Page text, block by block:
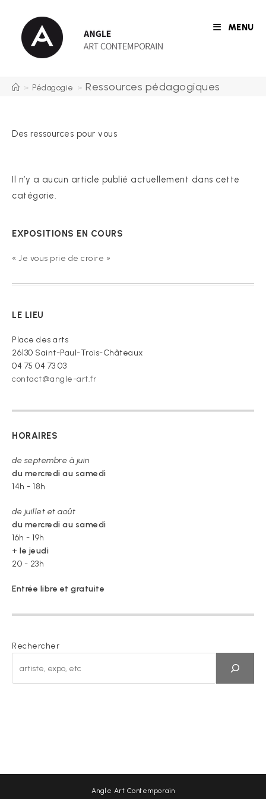
content
MENU
> Pédagogie > Ressources pédagogiques
Des ressources pour vous
Il n’y a aucun article publié actuellement dans cette
catégorie.
EXPOSITIONS EN COURS
« Je vous prie de croire »
LE LIEU
Place des arts
26130 Saint-Paul-Trois-Châteaux
04 75 04 73 03
contact@angle-art.fr
HORAIRES
de septembre à juin
du mercredi au samedi
14h - 18h
de juillet et août
du mercredi au samedi
16h - 19h
+ le jeudi
20 - 23h
Entrée libre et gratuite
Rechercher
Angle Art Contemporain